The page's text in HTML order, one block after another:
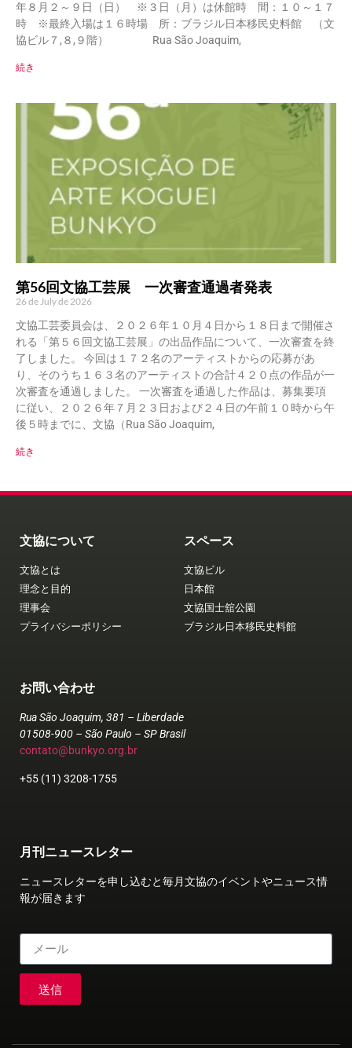
年８月２～９日（日） ※３日（月）は休館時 間：１０～１７
時 ※最終入場は１６時場 所：ブラジル日本移民史料館 （文
協ビル７,８,９階） Rua São Joaquim,
続き
第56回文協工芸展 一次審査通過者発表
26 de July de 2026
文協工芸委員会は、２０２６年１０月４日から１８日まで開催さ
れる「第５６回文協工芸展」の出品作品について、一次審査を終
了しました。 今回は１７２名のアーティストからの応募があ
り、そのうち１６３名のアーティストの合計４２０点の作品が一
次審査を通過しました。 一次審査を通過した作品は、募集要項
に従い、２０２６年７月２３日および２４日の午前１０時から午
後５時までに、文協（Rua São Joaquim,
続き
文協について
文協とは
理念と目的
理事会
プライバシーポリシー
スペース
文協ビル
日本館
文協国士舘公園
ブラジル日本移民史料館
お問い合わせ
Rua São Joaquim, 381 – Liberdade
01508-900 – São Paulo – SP Brasil
contato@bunkyo.org.br
+55 (11) 3208-1755
月刊ニュースレター
ニュースレターを申し込むと毎月文協のイベントやニュース情
報が届きます
送信